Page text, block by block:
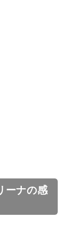
ーナの感